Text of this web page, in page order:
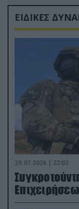
ΕΙΔΙΚΕΣ
29.07.2026 | 22:02